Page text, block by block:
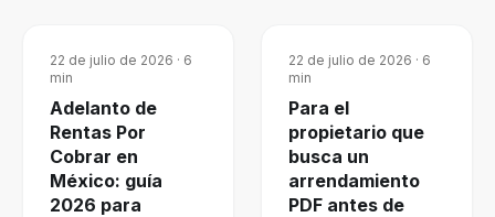
22 de julio de 2026 · 6
min
Adelanto de
Rentas Por
Cobrar en
México: guía
2026 para
22 de julio de 2026 · 6
min
Para el
propietario que
busca un
arrendamiento
PDF antes de